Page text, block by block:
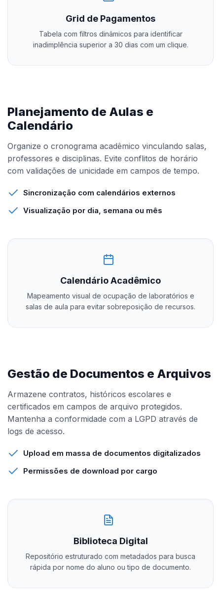
Grid de Pagamentos
Tabela com filtros dinâmicos para identificar
inadimplência superior a 30 dias com um clique.
Planejamento de Aulas e
Calendário
Organize o cronograma acadêmico vinculando salas,
professores e disciplinas. Evite conflitos de horário
com validações de unicidade em campos de tempo.
Sincronização com calendários externos
Visualização por dia, semana ou mês
Calendário Acadêmico
Mapeamento visual de ocupação de laboratórios e
salas de aula para evitar sobreposição de recursos.
Gestão de Documentos e Arquivos
Armazene contratos, históricos escolares e
certificados em campos de arquivo protegidos.
Mantenha a conformidade com a LGPD através de
logs de acesso.
Upload em massa de documentos digitalizados
Permissões de download por cargo
Biblioteca Digital
Repositório estruturado com metadados para busca
rápida por nome do aluno ou tipo de documento.